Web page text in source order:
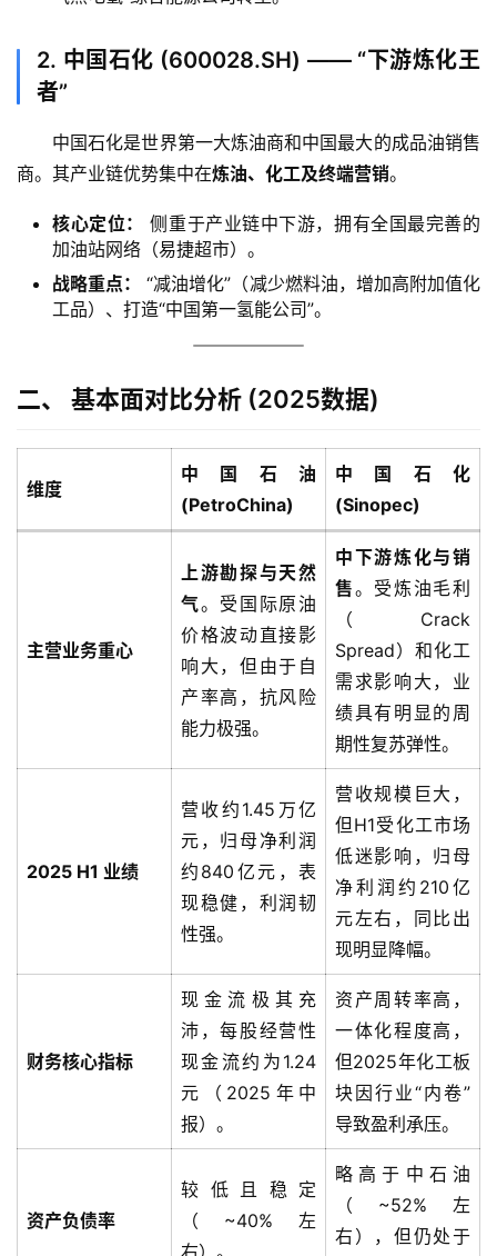
绘
2. 中国石化 (600028.SH) —— “下游炼化王
者”
中国石化是世界第一大炼油商和中国最大的成品油销售
商。其产业链优势集中在炼油、化工及终端营销。
核心定位：
侧重于产业链中下游，拥有全国最完善的
加油站网络（易捷超市）。
战略重点：
“减油增化”（减少燃料油，增加高附加值化
工品）、打造“中国第一氢能公司”。
二、 基本面对比分析 (2025数据)
维度
中国石油
(PetroChina)
中国石化
(Sinopec)
主营业务重心
上游勘探与天然
气。受国际原油
价格波动直接影
响大，但由于自
产率高，抗风险
能力极强。
中下游炼化与销
售。受炼油毛利
（Crack
Spread）和化工
需求影响大，业
绩具有明显的周
期性复苏弹性。
2025 H1 业绩
营收约1.45万亿
元，归母净利润
约840亿元，表
现稳健，利润韧
性强。
营收规模巨大，
但H1受化工市场
低迷影响，归母
净利润约210亿
元左右，同比出
现明显降幅。
财务核心指标
现金流极其充
沛，每股经营性
现金流约为1.24
元（2025年中
报）。
资产周转率高，
一体化程度高，
但2025年化工板
块因行业“内卷”
导致盈利承压。
资产负债率
较低且稳定
（~40%左
略高于中石油
（~52%左
右），但仍处于